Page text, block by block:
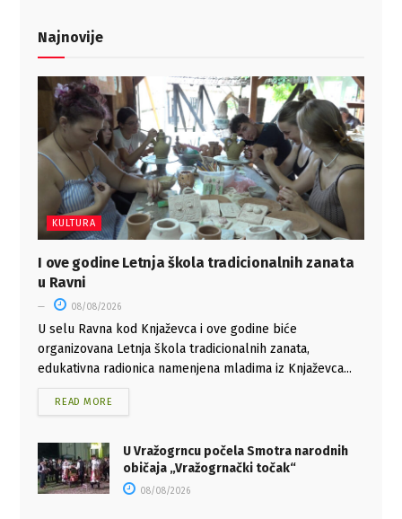
Najnovije
KULTURA
I ove godine Letnja škola tradicionalnih zanata
u Ravni
08/08/2026
U selu Ravna kod Knjaževca i ove godine biće
organizovana Letnja škola tradicionalnih zanata,
edukativna radionica namenjena mladima iz Knjaževca...
READ MORE
U Vražogrncu počela Smotra narodnih
običaja „Vražogrnački točak“
08/08/2026